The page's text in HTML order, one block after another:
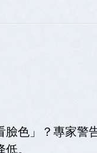
色」？專家警
。